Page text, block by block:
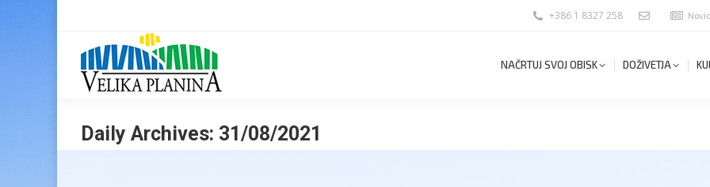
+386 1 8327 258
NAČRTUJ SVOJ OBISK DOŽIVETJA
Daily Archives: 31/08/2021
NAČRTUJ SVOJ OBISK DOŽIVETJA